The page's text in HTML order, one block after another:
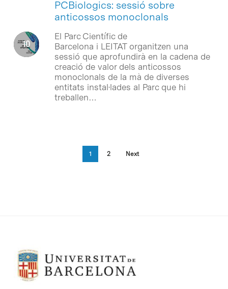
PCBiologics: sessió sobre
anticossos monoclonals
El Parc Científic de
Barcelona i LEITAT organitzen una
sessió que aprofundirà en la cadena de
creació de valor dels anticossos
monoclonals de la mà de diverses
entitats instal·lades al Parc que hi
treballen…
1 2 Next